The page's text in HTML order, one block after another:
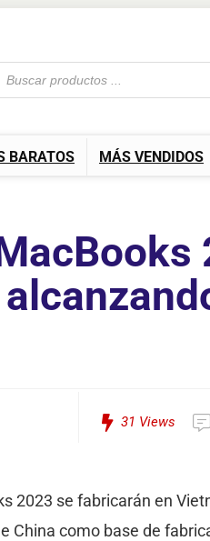
BARATOS MÁS VENDIDOS
31 Views
2023 se fabricarán en
China como base de